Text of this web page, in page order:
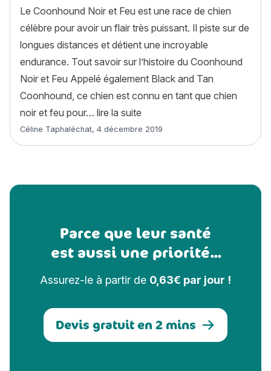
Le Coonhound Noir et Feu est une race de chien
célèbre pour avoir un flair très puissant. Il piste sur de
longues distances et détient une incroyable
endurance. Tout savoir sur l’histoire du Coonhound
Noir et Feu Appelé également Black and Tan
Coonhound, ce chien est connu en tant que chien
noir et feu pour… lire la suite
Article rédigé par
Céline Taphaléchat, 4 décembre 2019
Parce que leur santé
est aussi une priorité...
Assurez-le à partir de 0,63€ par jour !
Devis gratuit en 2 mins